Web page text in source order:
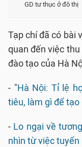
GD tư thục ở đô thị
Tạp chí đã có bài
quan đến việc
đào tạo của Hà
- "Hà Nội: Tỉ lệ
tiêu, làm gì để tạo
- Lo ngại về
nhìn từ việc tuyển